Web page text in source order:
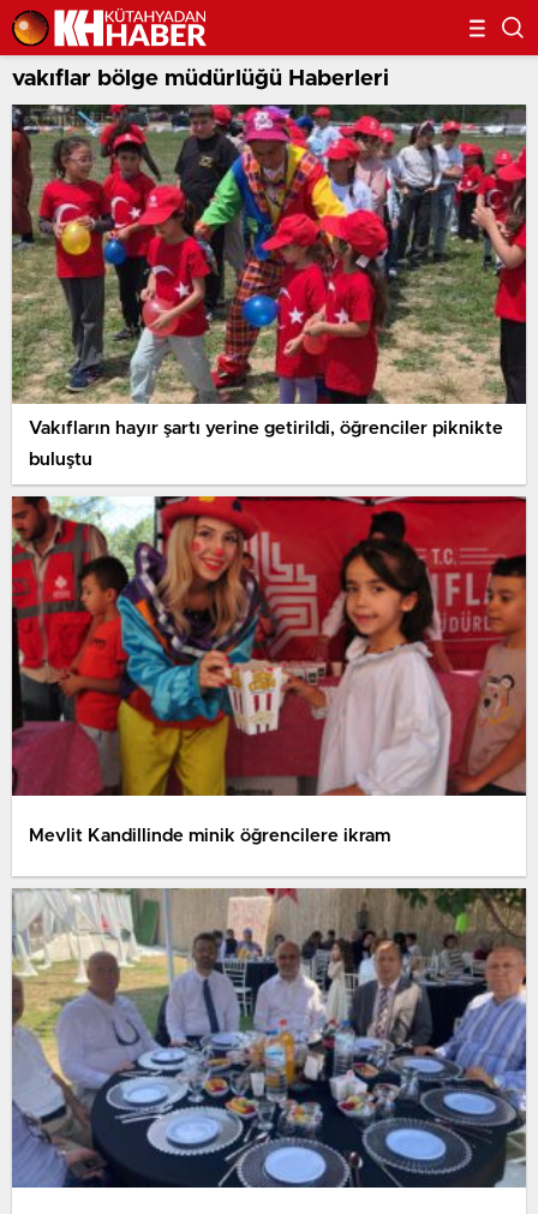
vakıflar bölge müdürlüğü Haberleri
Vakıfların hayır şartı yerine getirildi, öğrenciler piknikte
buluştu
Mevlit Kandillinde minik öğrencilere ikram